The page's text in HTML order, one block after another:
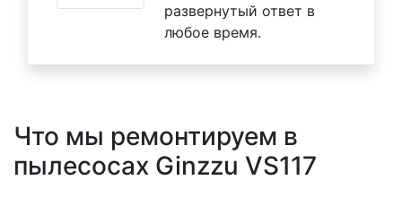
развернутый ответ в
любое время.
Что мы ремонтируем в
пылесосах Ginzzu VS117